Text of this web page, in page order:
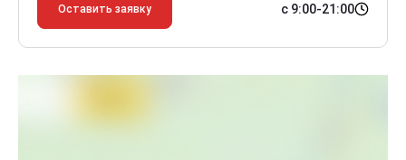
Оставить заявку с 9:00-21:00